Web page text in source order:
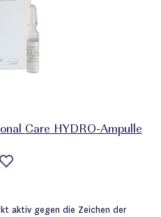
Care HYDRO-Ampulle
Auf
die
aktiv gegen die Zeichen der